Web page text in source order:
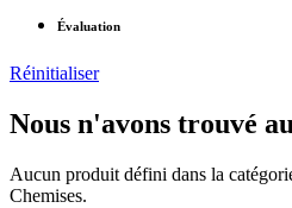
Évaluation
Réinitialiser
Nous n'avons trouvé
Aucun produit défini dans la
Chemises.